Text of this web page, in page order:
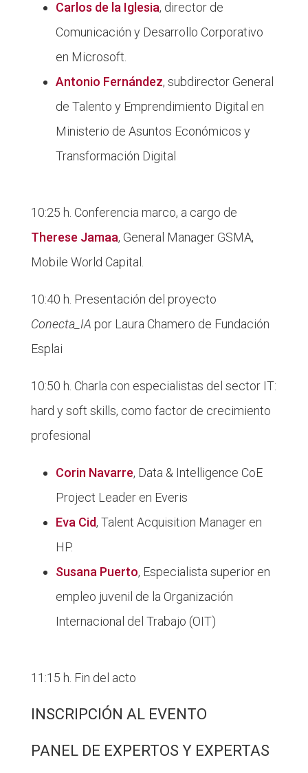
Carlos de la Iglesia, director de
Comunicación y Desarrollo Corporativo
en Microsoft.
Antonio Fernández, subdirector General
de Talento y Emprendimiento Digital en
Ministerio de Asuntos Económicos y
Transformación Digital
10:25 h. Conferencia marco, a cargo de
Therese Jamaa, General Manager GSMA,
Mobile World Capital.
10:40 h. Presentación del proyecto
Conecta_IA por Laura Chamero de Fundación
Esplai
10:50 h. Charla con especialistas del sector IT:
hard y soft skills, como factor de crecimiento
profesional
Corin Navarre, Data & Intelligence CoE
Project Leader en Everis
Eva Cid, Talent Acquisition Manager en
HP.
Susana Puerto, Especialista superior en
empleo juvenil de la Organización
Internacional del Trabajo (OIT)
11:15 h. Fin del acto
INSCRIPCIÓN AL EVENTO
PANEL DE EXPERTOS Y EXPERTAS